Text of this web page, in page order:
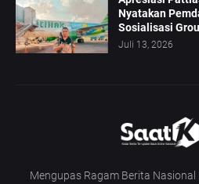
Nyatakan
Sosialisasi
Juli 13, 2026
Mengupas Ragam Berita Nasional